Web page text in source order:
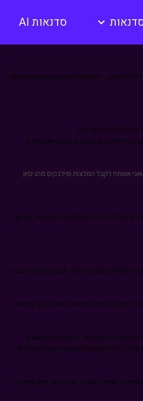
סדנאות AI
מהארגון – כשבסופה יוצאים עם עשרות שמות
לי להוביל כמה מהן.
בכדי להפוך את מסיבת הלינקדאין שלכם
אשמח לקבל המלצות ופידבקים מהניסיון
שלהם לזיהוי הטאלנטים הבאים של הארגון,
אליהם אתם מגייסים – אנשים שלמדו ועבדו
הטובה ביותר למנף את רשת הקשרים היא
שלכם ברשת. זה לא מספיק שאנשי
לכן אתם צריכים שגם העובדים יפיצו את
– בסקר שערכנו לאחרונה בין כ-500 איש בישראל, שאלנו "מי הייתם רוצים שיפנה